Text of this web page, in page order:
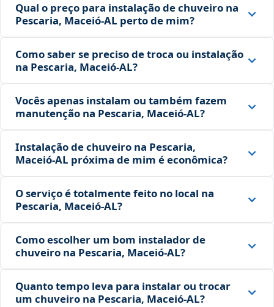
Qual o preço para instalação de chuveiro na
Pescaria, Maceió‑AL perto de mim?
Como saber se preciso de troca ou instalação
na Pescaria, Maceió‑AL?
Vocês apenas instalam ou também fazem
manutenção na Pescaria, Maceió‑AL?
Instalação de chuveiro na Pescaria,
Maceió‑AL próxima de mim é econômica?
O serviço é totalmente feito no local na
Pescaria, Maceió‑AL?
Como escolher um bom instalador de
chuveiro na Pescaria, Maceió‑AL?
Quanto tempo leva para instalar ou trocar
um chuveiro na Pescaria, Maceió‑AL?